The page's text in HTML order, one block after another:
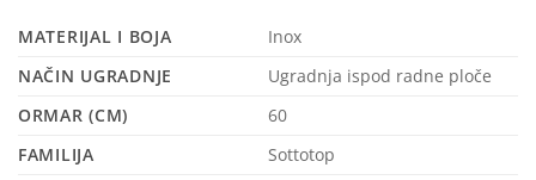
MATERIJAL I BOJA
Inox
NAČIN UGRADNJE
Ugradnja ispod radne ploče
ORMAR (CM)
60
FAMILIJA
Sottotop